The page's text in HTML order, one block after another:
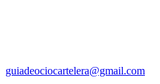
guiadeociocartelera@gmail.com